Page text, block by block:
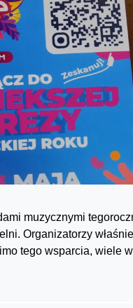
muzycznymi
Organizatorzy
tego wsparcia, wiele